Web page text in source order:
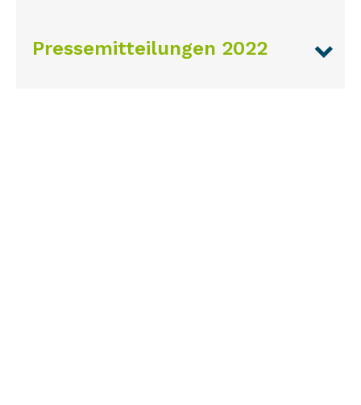
Pressemitteilungen 2022